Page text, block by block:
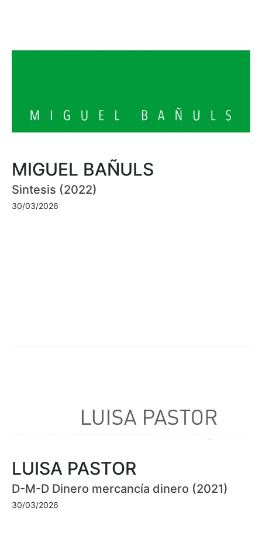
MIGUEL BAÑULS
Sintesis (2022)
30/03/2026
LUISA PASTOR
D-M-D Dinero mercancía dinero (2021)
30/03/2026